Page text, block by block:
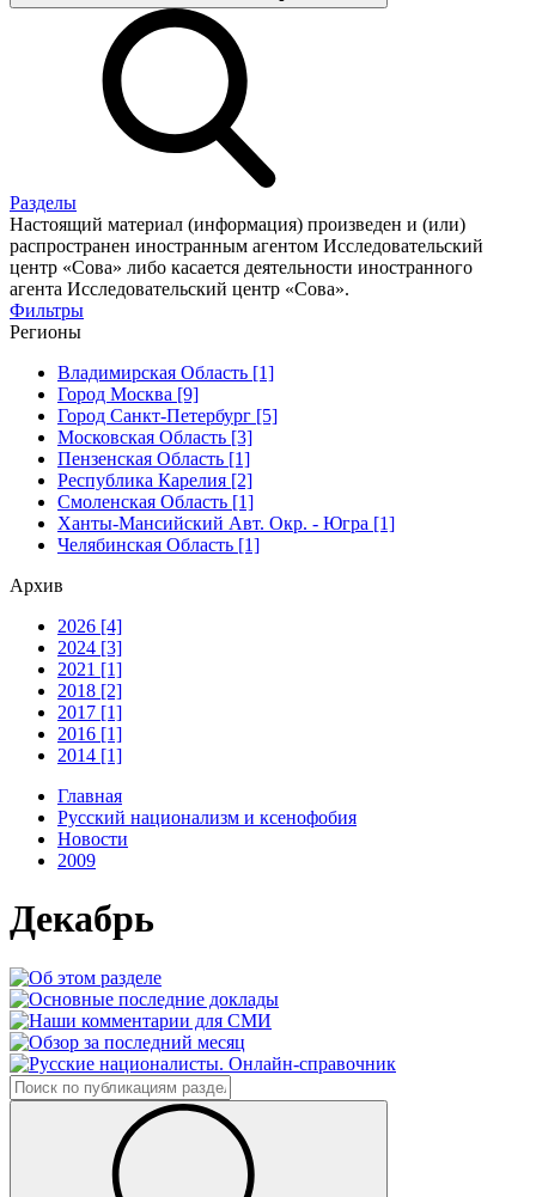
Разделы
Настоящий материал (информация) произведен и (или)
распространен иностранным агентом Исследовательский
центр «Сова» либо касается деятельности иностранного
агента Исследовательский центр «Сова».
Фильтры
Регионы
Владимирская Область [1]
Город Москва [9]
Город Санкт-Петербург [5]
Московская Область [3]
Пензенская Область [1]
Республика Карелия [2]
Смоленская Область [1]
Ханты-Мансийский Авт. Окр. - Югра [1]
Челябинская Область [1]
Архив
2026 [4]
2024 [3]
2021 [1]
2018 [2]
2017 [1]
2016 [1]
2014 [1]
Главная
Русский национализм и ксенофобия
Новости
2009
Декабрь